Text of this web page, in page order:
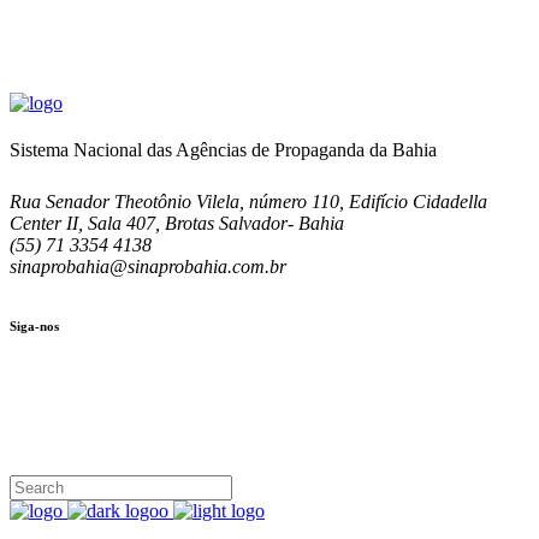
Sistema Nacional das Agências de Propaganda da Bahia
Rua Senador Theotônio Vilela, número 110, Edifício Cidadella
Center II, Sala 407, Brotas Salvador- Bahia
(55) 71 3354 4138
sinaprobahia@sinaprobahia.com.br
Siga-nos